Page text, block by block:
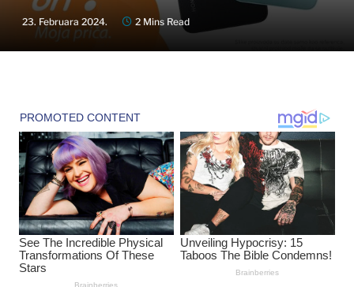
23. Februara 2024. 2 Mins Read